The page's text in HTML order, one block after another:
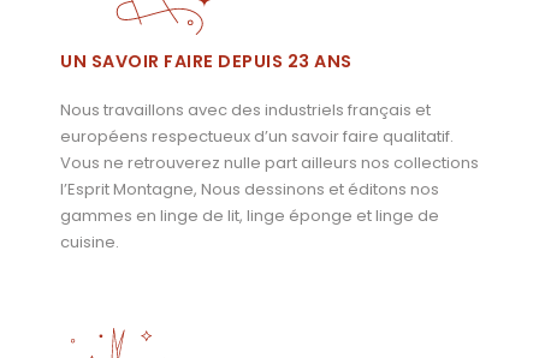
UN SAVOIR FAIRE DEPUIS 23 ANS
Nous travaillons avec des industriels français et
européens respectueux d’un savoir faire qualitatif.
Vous ne retrouverez nulle part ailleurs nos collections
l’Esprit Montagne, Nous dessinons et éditons nos
gammes en linge de lit, linge éponge et linge de
cuisine.